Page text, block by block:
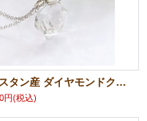
パキスタン産 ダイヤモンドクォーツ ペンダント
円(税込)